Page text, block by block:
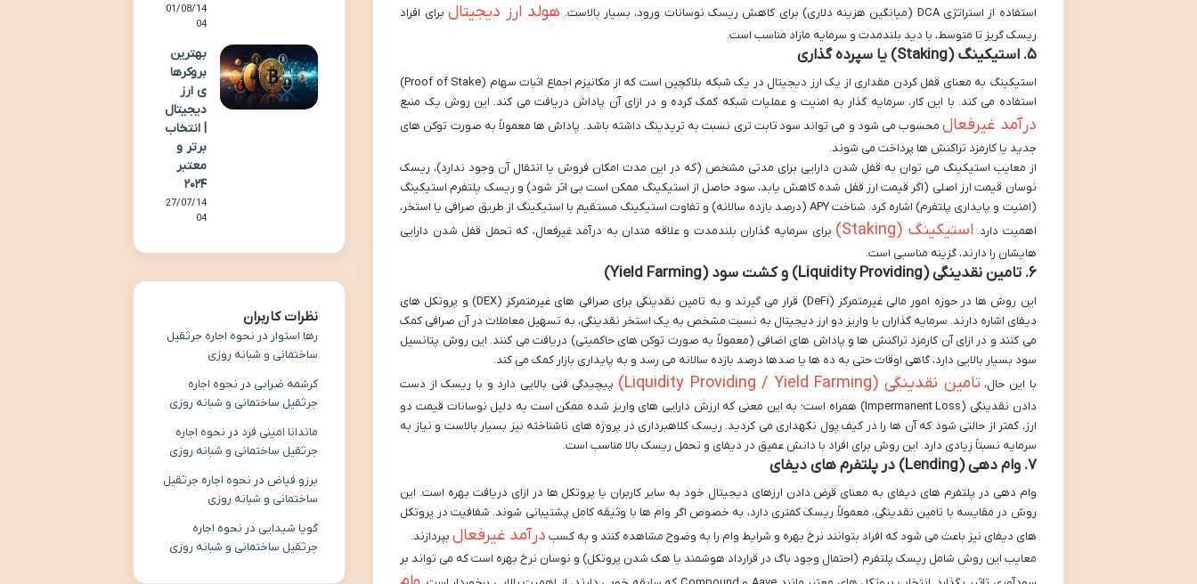
استفاده از استراتژی DCA (میانگین هزینه دلاری) برای کاهش ریسک نوسانات ورود، بسیار بالاست.
هولد ارز دیجیتال برای افراد
ریسک گریز تا متوسط، با دید بلندمدت و سرمایه مازاد مناسب است.
۵. استیکینگ (Staking) یا سپرده گذاری
استیکینگ به معنای قفل کردن مقداری از یک ارز دیجیتال در یک شبکه بلاکچین است که از مکانیزم اجماع اثبات سهام (Proof of Stake)
استفاده می کند. با این کار، سرمایه گذار به امنیت و عملیات شبکه کمک کرده و در ازای آن پاداش دریافت می کند. این روش یک منبع
درآمد غیرفعالمحسوب می شود و می تواند سود ثابت تری نسبت به تریدینگ داشته باشد. پاداش ها معمولاً به صورت توکن های
جدید یا کارمزد تراکنش ها پرداخت می شوند.
از معایب استیکینگ می توان به قفل شدن دارایی برای مدتی مشخص (که در این مدت امکان فروش یا انتقال آن وجود ندارد)، ریسک
نوسان قیمت ارز اصلی (اگر قیمت ارز قفل شده کاهش یابد، سود حاصل از استیکینگ ممکن است بی اثر شود) و ریسک پلتفرم استیکینگ
(امنیت و پایداری پلتفرم) اشاره کرد. شناخت APY (درصد بازده سالانه) و تفاوت استیکینگ مستقیم با استیکینگ از طریق صرافی یا استخر،
اهمیت دارد. استیکینگ (Staking)
برای سرمایه گذاران بلندمدت و علاقه مندان به درآمد غیرفعال، که تحمل قفل شدن دارایی
هایشان را دارند، گزینه مناسبی است.
۶. تامین نقدینگی (Liquidity Providing) و کشت سود (Yield Farming)
این روش ها در حوزه امور مالی غیرمتمرکز (DeFi) قرار می گیرند و به تامین نقدینگی برای صرافی های غیرمتمرکز (DEX) و پروتکل های
دیفای اشاره دارند. سرمایه گذاران با واریز دو ارز دیجیتال به نسبت مشخص به یک استخر نقدینگی، به تسهیل معاملات در آن صرافی کمک
می کنند و در ازای آن کارمزد تراکنش ها و پاداش های اضافی (معمولاً به صورت توکن های حاکمیتی) دریافت می کنند. این روش پتانسیل
سود بسیار بالایی دارد، گاهی اوقات حتی به ده ها یا صدها درصد بازده سالانه می رسد و به پایداری بازار کمک می کند.
با این حال، تامین نقدینگی (Liquidity Providing / Yield Farming)
پیچیدگی فنی بالایی دارد و با ریسک از دست
دادن نقدینگی (Impermanent Loss) همراه است؛ به این معنی که ارزش دارایی های واریز شده ممکن است به دلیل نوسانات قیمت دو
ارز، کمتر از حالتی شود که آن ها را در کیف پول نگهداری می کردید. ریسک کلاهبرداری در پروژه های ناشناخته نیز بسیار بالاست و نیاز به
سرمایه نسبتاً زیادی دارد. این روش برای افراد با دانش عمیق در دیفای و تحمل ریسک بالا مناسب است.
۷. وام دهی (Lending) در پلتفرم های دیفای
وام دهی در پلتفرم های دیفای به معنای قرض دادن ارزهای دیجیتال خود به سایر کاربران یا پروتکل ها در ازای دریافت بهره است. این
روش در مقایسه با تامین نقدینگی، معمولاً ریسک کمتری دارد، به خصوص اگر وام ها با وثیقه کامل پشتیبانی شوند. شفافیت در پروتکل
های دیفای نیز باعث می شود که افراد بتوانند نرخ بهره و شرایط وام را به وضوح مشاهده کنند و به کسب درآمد غیرفعال بپردازند.
معایب این روش شامل ریسک پلتفرم (احتمال وجود باگ در قرارداد هوشمند یا هک شدن پروتکل) و نوسان نرخ بهره است که می تواند بر
01/08/14
04
بهترین
بروکرها
ی ارز
دیجیتال
| انتخاب
برتر و
معتبر
۲۰۲۴
27/07/14
04
نظرات کاربران
رها استوار در نحوه اجاره جرثقیل
ساختمانی و شبانه روزی
کرشمه ضرابی در نحوه اجاره
جرثقیل ساختمانی و شبانه روزی
ماندانا امینی فرد در نحوه اجاره
جرثقیل ساختمانی و شبانه روزی
برزو فیاض در نحوه اجاره جرثقیل
ساختمانی و شبانه روزی
گویا شیدایی در نحوه اجاره
جرثقیل ساختمانی و شبانه روزی